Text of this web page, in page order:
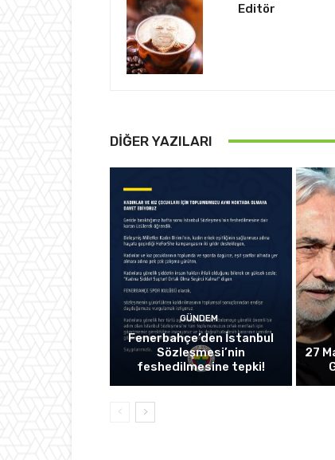
Editör
DIĞER YAZILARI
GÜNDEM
Fenerbahçe’den İstanbul
Sözleşmesi’nin
feshedilmesine tepki!
27